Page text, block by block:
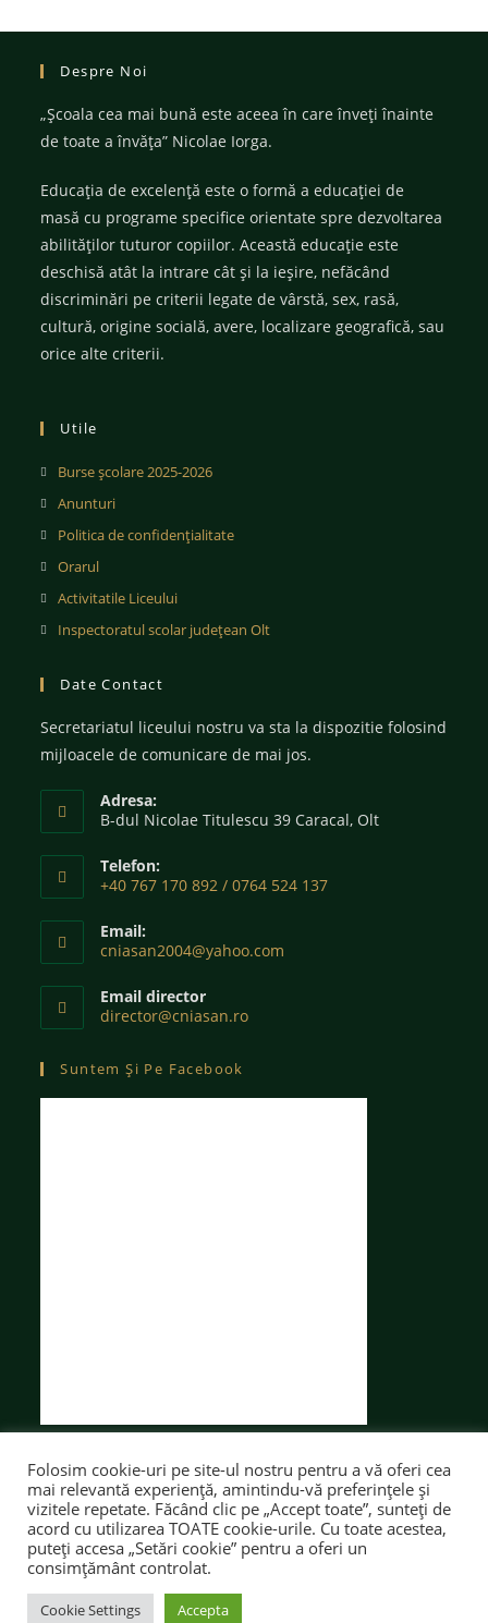
Despre Noi
„Şcoala cea mai bună este aceea în care înveţi înainte
de toate a învăţa” Nicolae Iorga.
Educația de excelență este o formă a educației de
masă cu programe specifice orientate spre dezvoltarea
abilităților tuturor copiilor. Această educație este
deschisă atât la intrare cât și la ieșire, nefăcând
discriminări pe criterii legate de vârstă, sex, rasă,
cultură, origine socială, avere, localizare geografică, sau
orice alte criterii.
Utile
Burse școlare 2025-2026
Anunturi
Politica de confidențialitate
Orarul
Activitatile Liceului
Inspectoratul scolar județean Olt
Date Contact
Secretariatul liceului nostru va sta la dispozitie folosind
mijloacele de comunicare de mai jos.
Adresa:
B-dul Nicolae Titulescu 39 Caracal, Olt
Telefon:
+40 767 170 892 / 0764 524 137
Email:
cniasan2004@yahoo.com
Email director
director@cniasan.ro
Suntem Și Pe Facebook
CATEDRE CONTACT
© TOATE DREPTURILE REZERVATE
CREAT CU ❤ DE CĂTĂLIN ADĂMIȚĂ
Folosim cookie-uri pe site-ul nostru pentru a vă oferi cea
mai relevantă experiență, amintindu-vă preferințele și
vizitele repetate. Făcând clic pe „Accept toate”, sunteți de
acord cu utilizarea TOATE cookie-urile. Cu toate acestea,
puteți accesa „Setări cookie” pentru a oferi un
consimțământ controlat.
Cookie Settings Accepta